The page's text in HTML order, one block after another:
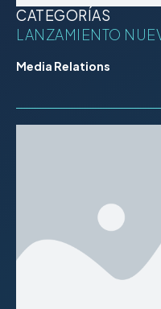
CATEGORÍAS
LANZAMIENTO
Media Relations